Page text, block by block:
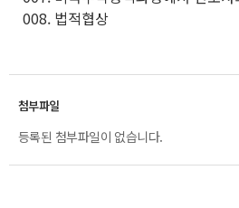
008. 법적협상
등록된 첨부파일이 없습니다.